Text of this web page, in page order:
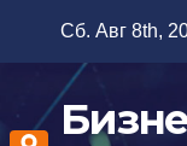
содержимому
Сб. Авг 8th,